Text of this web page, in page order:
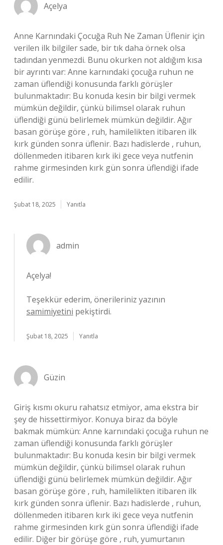
Açelya
Anne Karnındaki Çocuğa Ruh Ne Zaman Üflenir için
verilen ilk bilgiler sade, bir tık daha örnek olsa
tadından yenmezdi. Bunu okurken not aldığım kısa
bir ayrıntı var: Anne karnındaki çocuğa ruhun ne
zaman üflendiği konusunda farklı görüşler
bulunmaktadır: Bu konuda kesin bir bilgi vermek
mümkün değildir, çünkü bilimsel olarak ruhun
üflendiği günü belirlemek mümkün değildir. Ağır
basan görüşe göre , ruh, hamilelikten itibaren ilk
kırk günden sonra üflenir. Bazı hadislerde , ruhun,
döllenmeden itibaren kırk iki gece veya nutfenin
rahme girmesinden kırk gün sonra üflendiği ifade
edilir.
Şubat 18, 2025 Yanıtla
admin
Açelya!
Teşekkür ederim, önerileriniz yazının
samimiyetini pekiştirdi.
Şubat 18, 2025 Yanıtla
Güzin
Giriş kısmı okuru rahatsız etmiyor, ama ekstra bir
şey de hissettirmiyor. Konuya biraz da böyle
bakmak mümkün: Anne karnındaki çocuğa ruhun ne
zaman üflendiği konusunda farklı görüşler
bulunmaktadır: Bu konuda kesin bir bilgi vermek
mümkün değildir, çünkü bilimsel olarak ruhun
üflendiği günü belirlemek mümkün değildir. Ağır
basan görüşe göre , ruh, hamilelikten itibaren ilk
kırk günden sonra üflenir. Bazı hadislerde , ruhun,
döllenmeden itibaren kırk iki gece veya nutfenin
rahme girmesinden kırk gün sonra üflendiği ifade
edilir. Diğer bir görüşe göre , ruh, yumurtanın